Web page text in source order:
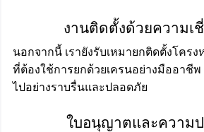
งานติดตั้งด้วยความเ
นอกจากนี้ เรายังรับเหมายกติดตั้งโคร
ที่ต้องใช้การยกด้วยเครนอย่างมืออาชีพ
ไปอย่างราบรื่นและปลอดภัย
ใบอนุญาตและความ